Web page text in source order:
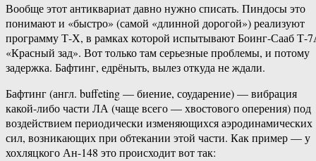
Вообще этот антиквариат давно нужно списать. Пиндосы это
понимают и «быстро» (самой «длинной дорогой») реализуют
программу Т-Х, в рамках которой испытывают Боинг-Сааб Т-
«Красный зад». Вот только там серьезные проблемы, и потому
задержка. Бафтинг, едрёныть, вылез откуда не ждали.
Бафтинг (англ. buffeting — биение, соударение) — вибрация
какой-либо части ЛА (чаще всего — хвостового оперения) под
воздействием периодически изменяющихся аэродинамических
сил, возникающих при обтекании этой части. Как пример — у
хохляцкого Ан-148 это происходит вот так: